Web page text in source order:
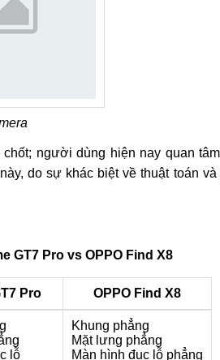
người dùng hiện nay quan
do sự khác biệt về thuật toán
GT7 Pro vs OPPO Find X8
Pro OPPO Find X8
lỗ
Khung phẳng
Mặt lưng phẳng
Màn hình đục lỗ phẳng